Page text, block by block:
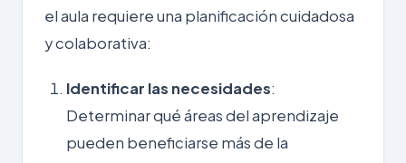
el aula requiere una planificación cuidadosa
y colaborativa:
Identificar las necesidades:
Determinar qué áreas del aprendizaje
pueden beneficiarse más de la